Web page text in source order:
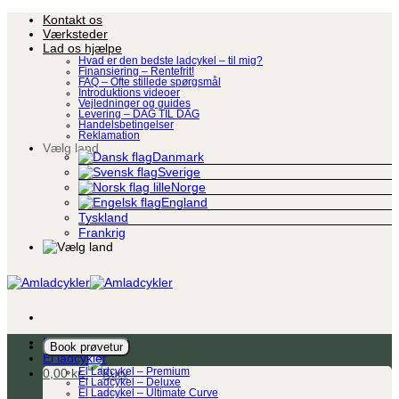
Fortsæt
indhold
Kontakt os
Værksteder
Lad os hjælpe
Hvad er den bedste ladcykel – til mig?
Finansiering – Rentefrit!
FAQ – Ofte stillede spørgsmål
Introduktions videoer
Vejledninger og guides
Levering – DAG TIL DAG
Handelsbetingelser
Reklamation
Vælg land
Danmark
Sverige
Norge
England
Tyskland
Frankrig
Book prøvetur
0,00kr.
Ladcykel
El ladcykler
El Ladcykel – Premium
El Ladcykel – Deluxe
El Ladcykel – Ultimate Curve